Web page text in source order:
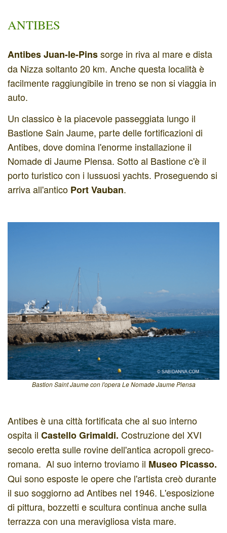
ANTIBES
Antibes Juan-le-Pinssorge in riva al mare e dista
da Nizza soltanto 20 km. Anche questa località è
facilmente raggiungibile in treno se non si viaggia in
auto.
Un classico è la piacevole passeggiata lungo il
Bastione Sain Jaume, parte delle fortificazioni di
Antibes, dove domina l'enorme installazione il
Nomade di Jaume Plensa. Sotto al Bastione c'è il
porto turistico con i lussuosi yachts. Proseguendo si
arriva all'antico Port Vauban.
Bastion Saint Jaume con l'opera Le Nomade Jaume Plensa
Antibes è una città fortificata che al suo interno
ospita il Castello Grimaldi. Costruzione del XVI
secolo eretta sulle rovine dell'antica acropoli greco-
romana. Al suo interno troviamo il Museo Picasso.
Qui sono esposte le opere che l'artista creò durante
il suo soggiorno ad Antibes nel 1946. L'esposizione
di pittura, bozzetti e scultura continua anche sulla
terrazza con una meravigliosa vista mare.